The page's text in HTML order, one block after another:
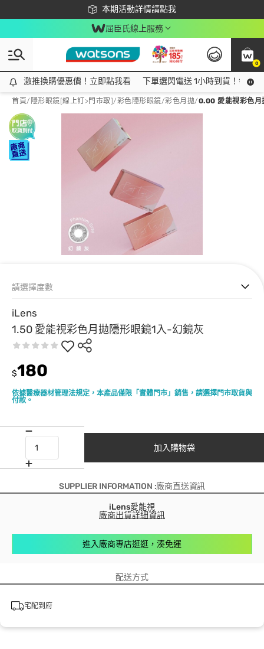
本期活動詳情請點我
下載app最高回饋$350
屈臣氏線上服務
0
激推換購優惠價！立即點我看
激推換購優惠價！立即點我看 下單選閃電送 1小時到貨！領神
首頁/ 隱形眼鏡[線上訂>門市取]/彩色隱形眼鏡/彩色月拋/0.00 愛能視彩色月
iLens
1.50 愛能視彩色月拋隱形眼鏡1入-幻鏡灰
依據醫療器材管理法規定，本產品僅限「實體門市」銷售，請選擇門市取貨與
付款。
$180
請選擇度數
加入購物袋
SUPPLIER INFORMATION :廠商直送資訊
iLens愛能視
廠商出貨詳細資訊
進入廠商專店逛逛，湊免運
配送方式
宅配到府